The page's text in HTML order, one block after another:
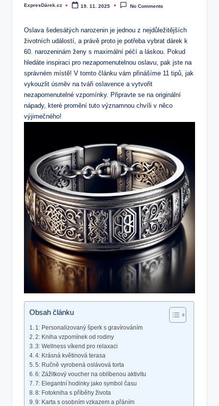
Posted
ExpresDárek.cz 19. 11. 2025 No Comments
Oslava šedesátých narozenin je jednou z nejdůležitějších
životních událostí, a právě proto je potřeba vybrat dárek k
60. narozeninám ženy s maximální péčí a láskou. Pokud
hledáte inspiraci pro nezapomenutelnou oslavu, pak jste na
správném místě! V tomto článku vám přinášíme 11 tipů, jak
vykouzlit úsměv na tváři oslavence a vytvořit
nezapomenutelné vzpomínky. Připravte se na originální
nápady, které promění tuto významnou chvíli v něco
výjimečného!
Obsah článku
1: Personalizovaný šperk s gravírováním
2: Kniha vzpomínek od rodiny
3: Wellness víkend pro relaxaci
4: Krásná květinová terasa
5: Ručně vyrobená oslávová torta
6: Zážitkový voucher na oblíbenou aktivitu
7: Elegantní hodinky jako symbol času
8: Fotokniha s příběhy života
9: Karta s osobním vzkazem a přáním